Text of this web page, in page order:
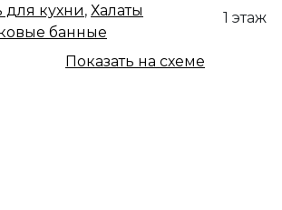
для кухни, Халаты
банные
Показать на схеме
1 этаж